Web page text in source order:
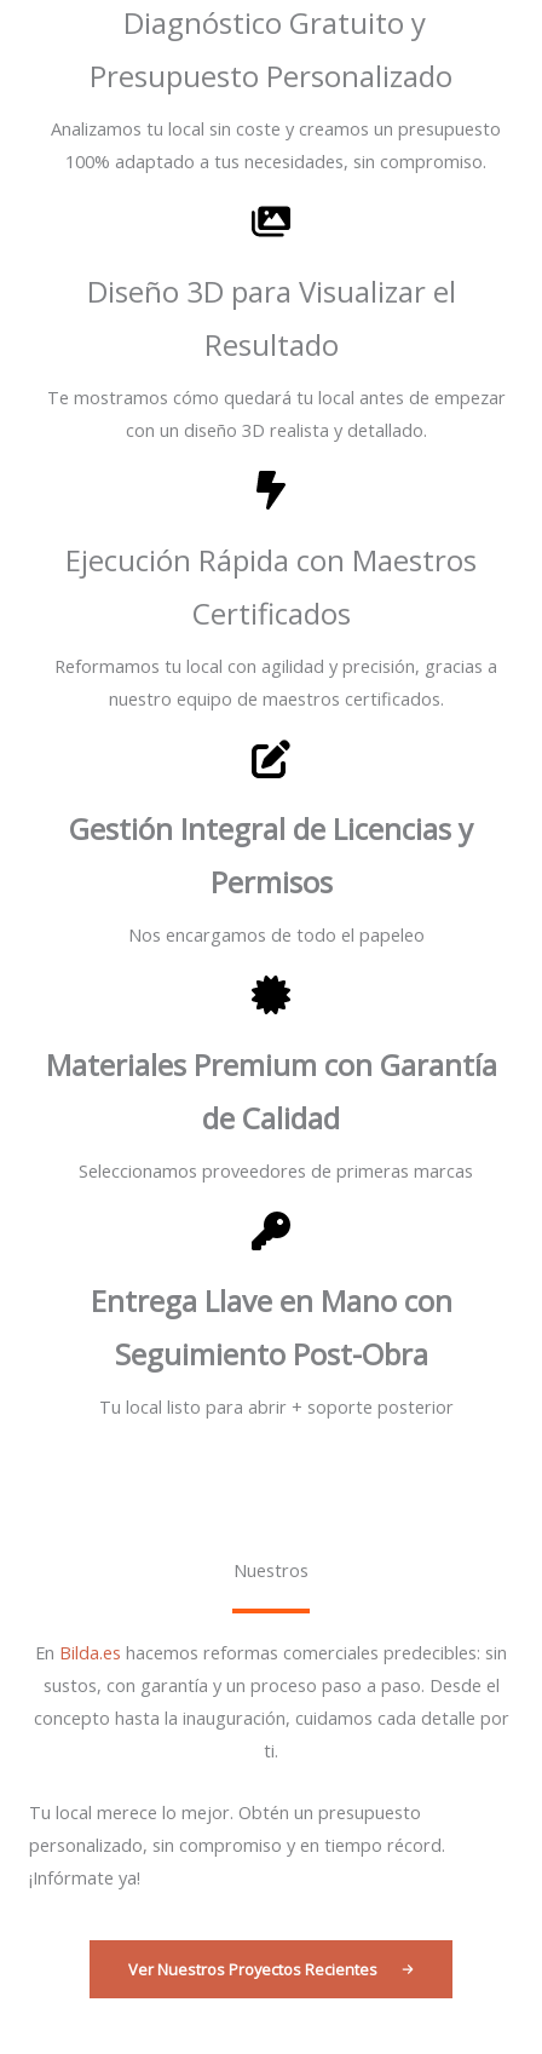
Diagnóstico Gratuito y
Presupuesto Personalizado
Analizamos tu local sin coste y creamos un presupuesto
100% adaptado a tus necesidades, sin compromiso.
Diseño 3D para Visualizar el
Resultado
Te mostramos cómo quedará tu local antes de empezar
con un diseño 3D realista y detallado.
Ejecución Rápida con Maestros
Certificados
Reformamos tu local con agilidad y precisión, gracias a
nuestro equipo de maestros certificados.
Gestión Integral de Licencias y
Permisos
Nos encargamos de todo el papeleo
Materiales Premium con Garantía
de Calidad
Seleccionamos proveedores de primeras marcas
Entrega Llave en Mano con
Seguimiento Post-Obra
Tu local listo para abrir + soporte posterior
Nuestros
En Bilda.es hacemos reformas comerciales predecibles: sin
sustos, con garantía y un proceso paso a paso. Desde el
concepto hasta la inauguración, cuidamos cada detalle por
ti.
Tu local merece lo mejor. Obtén un presupuesto
personalizado, sin compromiso y en tiempo récord.
¡Infórmate ya!
Ver Nuestros Proyectos Recientes